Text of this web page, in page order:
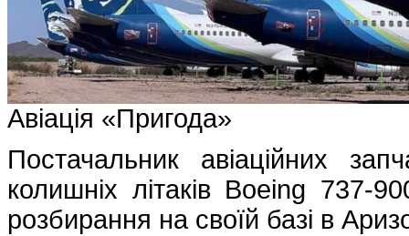
Авіація «Пригода»
Постачальник авіаційних
колишніх літаків Boeing 737-
розбирання на своїй базі в